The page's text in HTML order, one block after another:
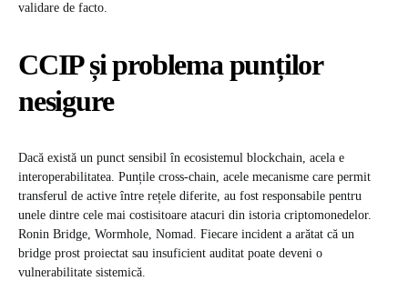
validare de facto.
CCIP și problema punților
nesigure
Dacă există un punct sensibil în ecosistemul blockchain, acela e
interoperabilitatea. Punțile cross-chain, acele mecanisme care permit
transferul de active între rețele diferite, au fost responsabile pentru
unele dintre cele mai costisitoare atacuri din istoria criptomonedelor.
Ronin Bridge, Wormhole, Nomad. Fiecare incident a arătat că un
bridge prost proiectat sau insuficient auditat poate deveni o
vulnerabilitate sistemică.